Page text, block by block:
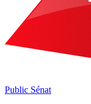
Public Sénat